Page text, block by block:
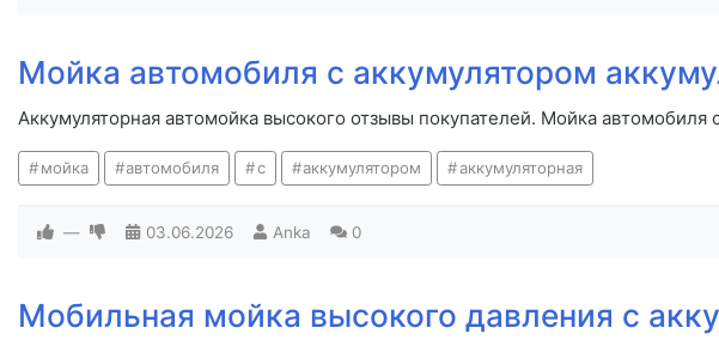
Мойка автомобиля с аккумулятором
Аккумуляторная автомойка высокого отзывы покупателей. Мойка автомобиля
мойка автомобиля с аккумулятором аккумуляторная
— 03.06.2026 Anka 0
Мобильная мойка высокого давления с